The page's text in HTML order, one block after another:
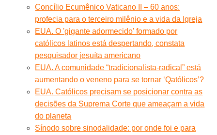
Concílio Ecumênico Vaticano II – 60 anos:
profecia para o terceiro milênio e a vida da Igreja
EUA. O 'gigante adormecido' formado por
católicos latinos está despertando, constata
pesquisador jesuíta americano
EUA. A comunidade “tradicionalista-radical” está
aumentando o veneno para se tornar ‘Qatólicos’?
EUA. Católicos precisam se posicionar contra as
decisões da Suprema Corte que ameaçam a vida
do planeta
Sínodo sobre sinodalidade: por onde foi e para